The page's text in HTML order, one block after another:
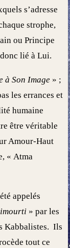
s’adresse
strophe,
ou Principe
lié à Lui.
à Son Image » ;
les errances et
humaine
être véritable
Amour-Haut
« Atma
appelés
» par les
Kabbalistes. Ils
tout ce